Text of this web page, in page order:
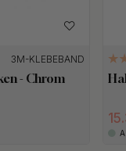
3M-KLEBEBAND
- Chrom